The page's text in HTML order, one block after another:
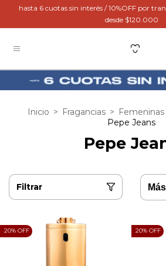
hasta 6 cuotas sin interés / 10%OFF por
desde $120.000
Inicio > Fragancias > Femeninas
Pepe Jeans
Pepe
Filtrar
20% OFF 20% OFF